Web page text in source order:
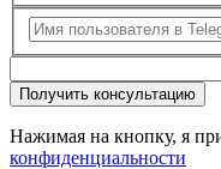
Получить консультацию
Нажимая на кнопку, я
конфиденциальности